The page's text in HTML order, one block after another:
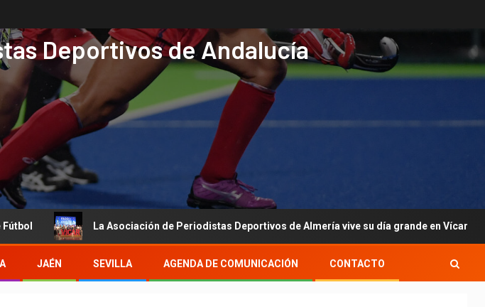
Deportivos de Andalucía
La Asociación de Periodistas Deportivos de Almería vive su día grande en Vícar con su gala
JAÉN SEVILLA AGENDA DE COMUNICACIÓN CONTACTO